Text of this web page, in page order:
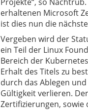
erhaltenen Microsoft
ist dies nun die
Vergeben wird der
ein Teil der Linux
Bereich der
Erhalt des Titels zu
durch das Ablegen
Gültigkeit verlieren.
Zertifizierungen, sowie